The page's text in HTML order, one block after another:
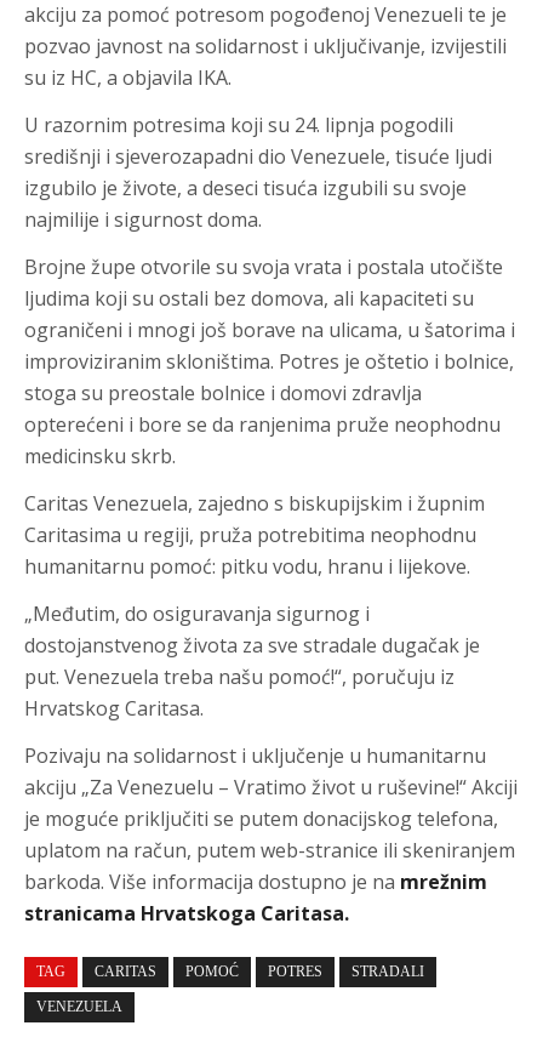
akciju za pomoć potresom pogođenoj Venezueli te je
pozvao javnost na solidarnost i uključivanje, izvijestili
su iz HC, a objavila IKA.
U razornim potresima koji su 24. lipnja pogodili
središnji i sjeverozapadni dio Venezuele, tisuće ljudi
izgubilo je živote, a deseci tisuća izgubili su svoje
najmilije i sigurnost doma.
Brojne župe otvorile su svoja vrata i postala utočište
ljudima koji su ostali bez domova, ali kapaciteti su
ograničeni i mnogi još borave na ulicama, u šatorima i
improviziranim skloništima. Potres je oštetio i bolnice,
stoga su preostale bolnice i domovi zdravlja
opterećeni i bore se da ranjenima pruže neophodnu
medicinsku skrb.
Caritas Venezuela, zajedno s biskupijskim i župnim
Caritasima u regiji, pruža potrebitima neophodnu
humanitarnu pomoć: pitku vodu, hranu i lijekove.
„Međutim, do osiguravanja sigurnog i
dostojanstvenog života za sve stradale dugačak je
put. Venezuela treba našu pomoć!“, poručuju iz
Hrvatskog Caritasa.
Pozivaju na solidarnost i uključenje u humanitarnu
akciju „Za Venezuelu – Vratimo život u ruševine!“ Akciji
je moguće priključiti se putem donacijskog telefona,
uplatom na račun, putem web-stranice ili skeniranjem
barkoda. Više informacija dostupno je na mrežnim
stranicama Hrvatskoga Caritasa.
TAG CARITAS POMOĆ POTRES STRADALI
VENEZUELA